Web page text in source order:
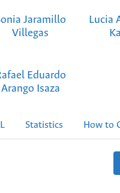
Jaramillo
Villegas
Lucia
Eduardo
Arango Isaza
Statistics How to